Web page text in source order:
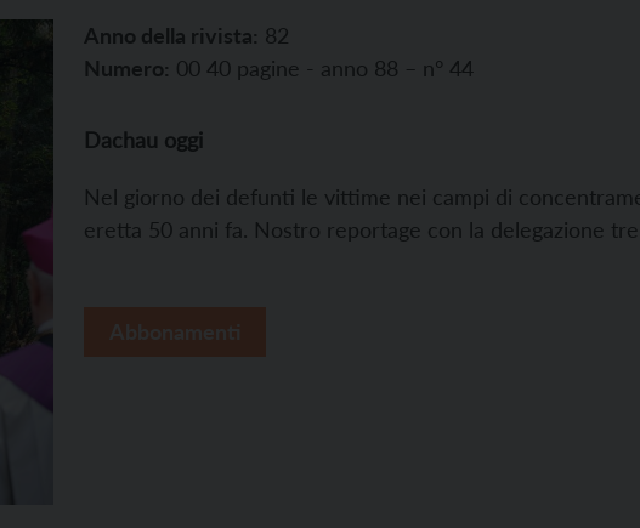
Anno della rivista: 82
Numero: 00 40 pagine - anno 88 – n° 44
Dachau oggi
Nel giorno dei defunti le vittime nei campi di
eretta 50 anni fa. Nostro reportage con la delegazione